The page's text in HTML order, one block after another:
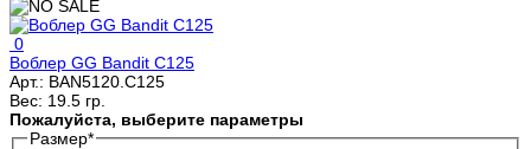
0
Воблер GG Bandit C125
Арт.: BAN5120.C125
Вес: 19.5 гр.
Пожалуйста, выберите параметры
Размер*